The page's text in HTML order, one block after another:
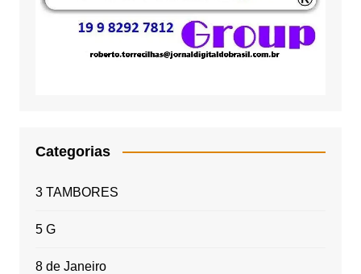
Categorias
3 TAMBORES
5 G
8 de Janeiro